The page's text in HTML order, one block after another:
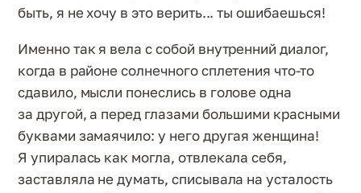
быть, я не хочу в это верить... ты ошибаешься!
Именно так я вела с собой внутренний диалог,
когда в районе солнечного сплетения что-то
сдавило, мысли понеслись в голове одна
за другой, а перед глазами большими красными
буквами замаячило: у него другая женщина!
Я упиралась как могла, отвлекала себя,
заставляла не думать, списывала на усталость